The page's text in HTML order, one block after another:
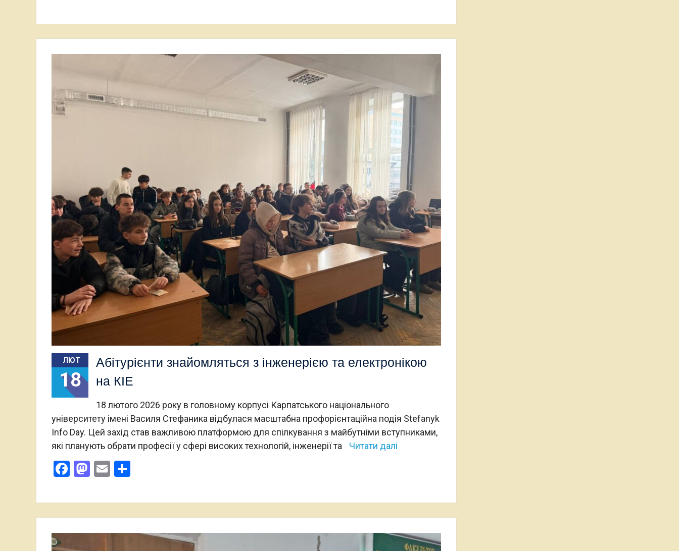
ЛЮТ
18
Абітурієнти знайомляться з інженерією та електронікою
на КІЕ
18 лютого 2026 року в головному корпусі Карпатського національного
університету імені Василя Стефаника відбулася масштабна профорієнтаційна подія Stefanyk
Info Day. Цей захід став важливою платформою для спілкування з майбутніми вступниками,
які планують обрати професії у сфері високих технологій, інженерії та
Читати далі
Facebook
Mastodon
Email